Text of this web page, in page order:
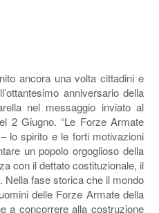
ancora una volta cittadini e
anniversario della
nel messaggio inviato al
2 Giugno. “Le Forze Armate
lo spirito e le forti motivazioni
un popolo orgoglioso della
con il dettato costituzionale, il
Nella fase storica che il mondo
delle Forze Armate della
a concorrere alla costruzione